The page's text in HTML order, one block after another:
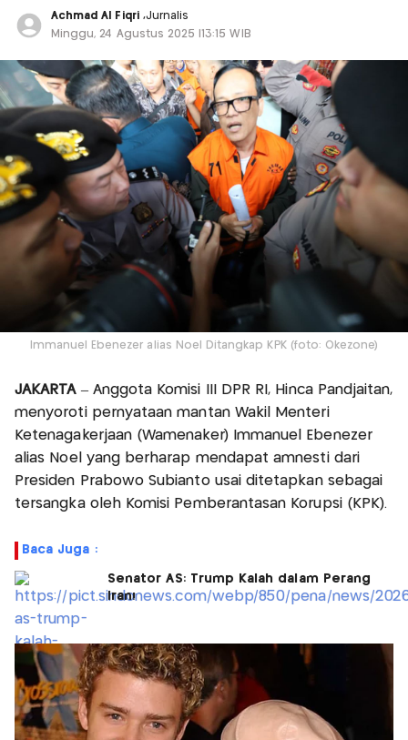
Achmad Al Fiqri ,Jurnalis
Minggu, 24 Agustus 2025 |13:15 WIB
Immanuel Ebenezer alias Noel Ditangkap KPK (foto: Okezone)
JAKARTA– Anggota Komisi III DPR RI, Hinca Pandjaitan,
menyoroti pernyataan mantan Wakil Menteri
Ketenagakerjaan (Wamenaker) Immanuel Ebenezer
alias Noel yang berharap mendapat amnesti dari
Presiden Prabowo Subianto usai ditetapkan sebagai
tersangka oleh Komisi Pemberantasan Korupsi (KPK).
Baca Juga :
Senator AS: Trump Kalah dalam Perang
Iran!